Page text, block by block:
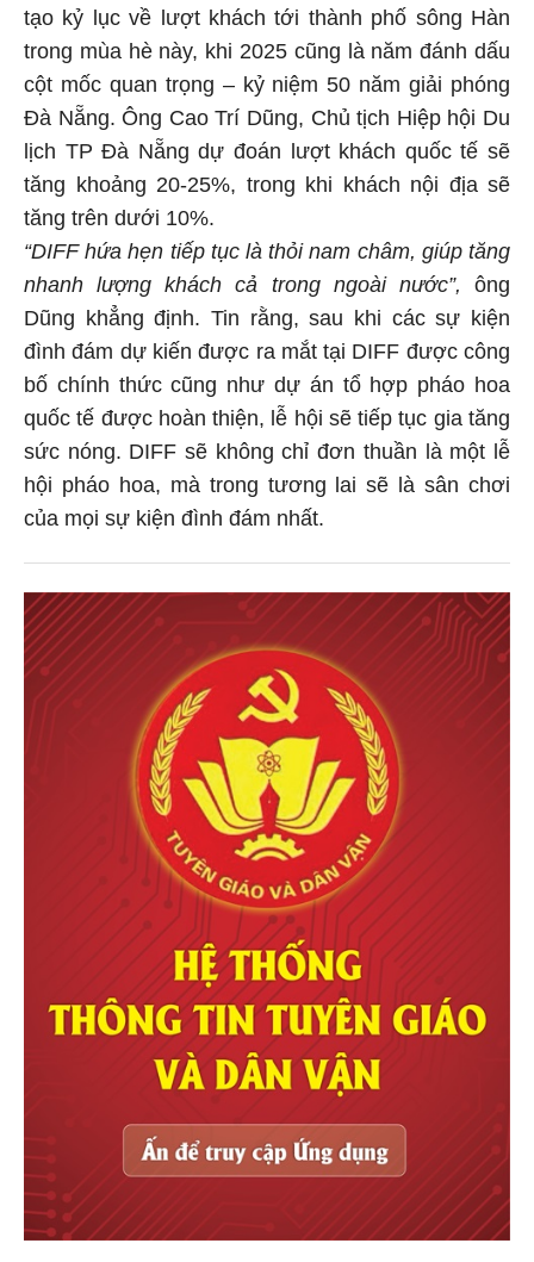
tạo kỷ lục về lượt khách tới thành phố sông Hàn
trong mùa hè này, khi 2025 cũng là năm đánh dấu
cột mốc quan trọng – kỷ niệm 50 năm giải phóng
Đà Nẵng. Ông Cao Trí Dũng, Chủ tịch Hiệp hội Du
lịch TP Đà Nẵng dự đoán lượt khách quốc tế sẽ
tăng khoảng 20-25%, trong khi khách nội địa sẽ
tăng trên dưới 10%.
“DIFF hứa hẹn tiếp tục là thỏi nam châm, giúp tăng
nhanh lượng khách cả trong ngoài nước”, ông
Dũng khẳng định. Tin rằng, sau khi các sự kiện
đình đám dự kiến được ra mắt tại DIFF được công
bố chính thức cũng như dự án tổ hợp pháo hoa
quốc tế được hoàn thiện, lễ hội sẽ tiếp tục gia tăng
sức nóng. DIFF sẽ không chỉ đơn thuần là một lễ
hội pháo hoa, mà trong tương lai sẽ là sân chơi
của mọi sự kiện đình đám nhất.